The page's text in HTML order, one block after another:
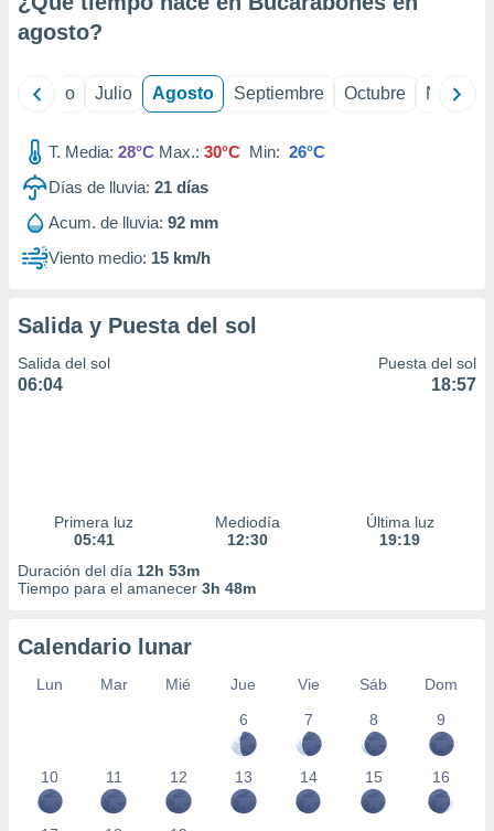
e
publicidad
publicidad
de
agosto?
Junio Julio Agosto Septiembre Octubre
T. Media: 28°C Max.: 30°C Min: 26°C
Días de lluvia: 21 días
Acum. de lluvia: 92 mm
Viento medio: 15 km/h
Salida y Puesta del sol
Salida del sol
06:04
Puesta del sol
18:57
Primera luz
05:41
Mediodía
12:30
Última luz
19:19
Duración del día 12h 53m
Tiempo para el amanecer 3h 48m
Calendario lunar
Lun Mar Mié Jue Vie Sáb
Dom
6
7 8 9
10 11 12 13 14 15 16